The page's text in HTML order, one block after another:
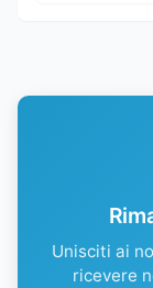
Unisciti ai
ricevere